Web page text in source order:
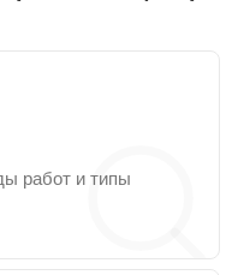
работ и типы